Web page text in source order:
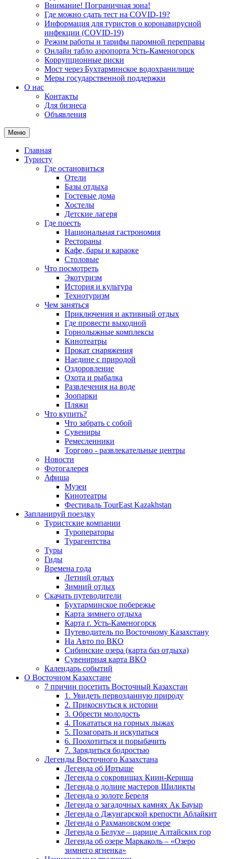
Внимание! Пограничная зона!
Где можно сдать тест на COVID-19?
Информация для туристов о коронавирусной
инфекции (COVID-19)
Режим работы и тарифы паромной переправы
Онлайн табло аэропорта Усть-Каменогорск
Коррупционные риски
Мост через Бухтарминское водохранилище
Меры государственной поддержки
О нас
Контакты
Для бизнеса
Объявления
Меню
Главная
Туристу
Где остановиться
Отели
Базы отдыха
Гостевые дома
Хостелы
Детские лагеря
Где поесть
Национальная гастрономия
Рестораны
Кафе, бары и караоке
Столовые
Что посмотреть
Экотуризм
История и культура
Технотуризм
Чем заняться
Приключения и активный отдых
Где провести выходной
Горнолыжные комплексы
Кинотеатры
Прокат снаряжения
Наедине с природой
Оздоровление
Охота и рыбалка
Развлечения на воде
Зоопарки
Пляжи
Что купить?
Что забрать с собой
Сувениры
Ремесленники
Торгово - развлекательные центры
Новости
Фотогалерея
Афиша
Музеи
Кинотеатры
Фестиваль TourEast Kazakhstan
Запланируй поездку
Туристские компании
Туроператоры
Турагентства
Туры
Гиды
Времена года
Летний отдых
Зимний отдых
Скачать путеводители
Бухтарминское побережье
Карта зимнего отдыха
Карта г. Усть-Каменогорск
Путеводитель по Восточному Казахстану
На Авто по ВКО
Сибинские озера (карта баз отдыха)
Сувенирная карта ВКО
Календарь событий
О Восточном Казахстане
7 причин посетить Восточный Казахстан
1. Увидеть первозданную природу
2. Прикоснуться к истории
3. Обрести молодость
4. Покататься на горных лыжах
5. Позагорать и искупаться
6. Поохотиться и порыбачить
7. Зарядиться бодростью
Легенды Восточного Казахстана
Легенда об Иртыше
Легенда о сокровищах Киин-Кериша
Легенда о долине мастеров Шиликты
Легенда о золоте Береля
Легенда о загадочных камнях Ак Бауыр
Легенда о Джунгарской крепости Аблайкит
Легенда о Рахмановском озере
Легенда о Белухе – царице Алтайских гор
Легенда об озере Маркаколь – «Озеро
зимнего ягненка»